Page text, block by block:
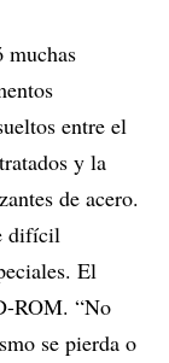
muchas
entre el
y la
de acero.
difícil
El
ROM. “No
se pierda o